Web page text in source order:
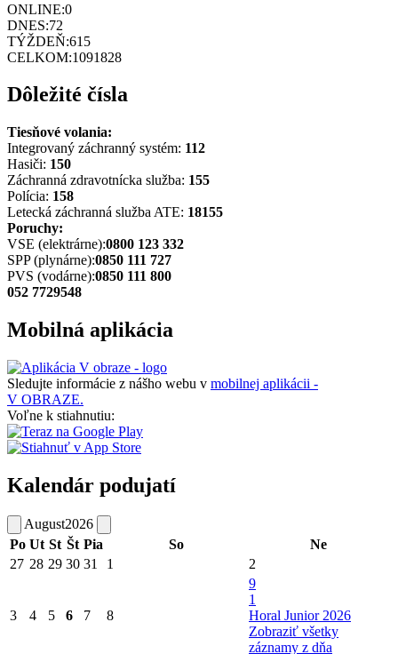
ONLINE:0
DNES:72
TÝŽDEŇ:615
CELKOM:1091828
Dôležité čísla
Tiesňové volania:
Integrovaný záchranný systém: 112
Hasiči: 150
Záchranná zdravotnícka služba: 155
Polícia: 158
Letecká záchranná služba ATE: 18155
Poruchy:
VSE (elektrárne):0800 123 332
SPP (plynárne):0850 111 727
PVS (vodárne):0850 111 800
052 7729548
Mobilná aplikácia
Sledujte informácie z nášho webu v mobilnej aplikácii -
V OBRAZE.
Voľne k stiahnutiu:
Kalendár podujatí
August2026
Po Ut St Št Pia So
Ne
27 28 29 30 31 1 2
3 4 5 6 7 8
9
1
Horal Junior 2026
Zobraziť všetky
záznamy z dňa